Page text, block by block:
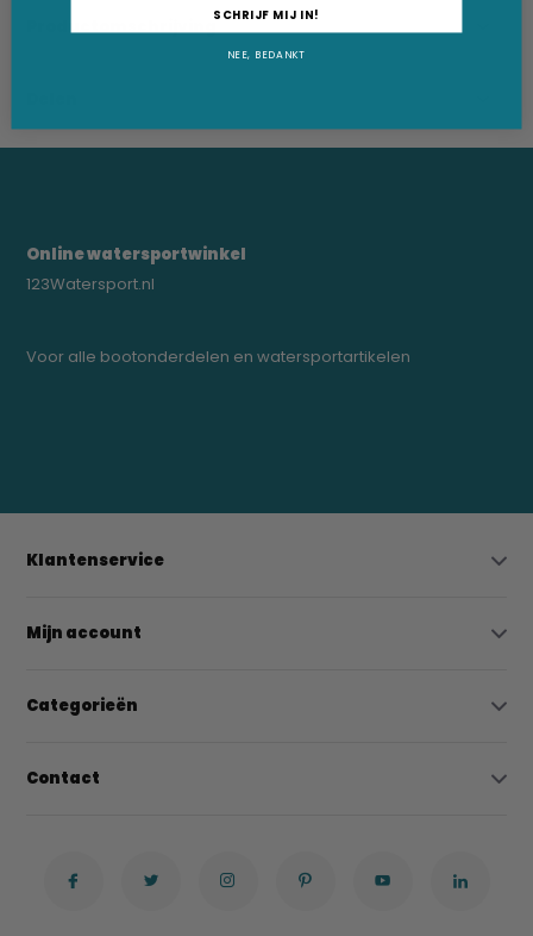
Productomschrijving
Online watersportwinkel
123Watersport.nl
Voor alle bootonderdelen en watersportartikelen
Klantenservice
Mijn account
Categorieën
Contact
SCHRIJF MIJ IN!
NEE, BEDANKT